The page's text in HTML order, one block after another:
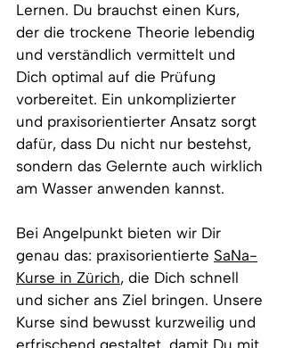
Lernen. Du brauchst einen Kurs,
der die trockene Theorie lebendig
und verständlich vermittelt und
Dich optimal auf die Prüfung
vorbereitet. Ein unkomplizierter
und praxisorientierter Ansatz sorgt
dafür, dass Du nicht nur bestehst,
sondern das Gelernte auch wirklich
am Wasser anwenden kannst.
Bei Angelpunkt bieten wir Dir
genau das: praxisorientierte SaNa-
Kurse in Zürich, die Dich schnell
und sicher ans Ziel bringen. Unsere
Kurse sind bewusst kurzweilig und
erfrischend gestaltet, damit Du mit